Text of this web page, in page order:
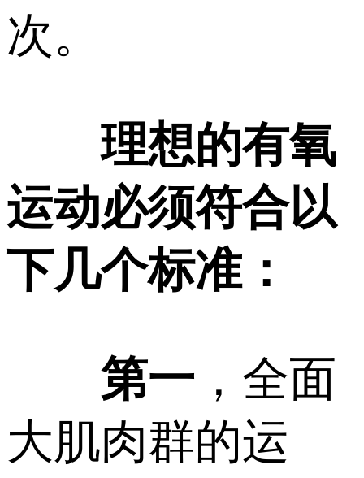
次。
理想的有氧
运动必须符合以
下几个标准：
第一 ，全面
大肌肉群的运